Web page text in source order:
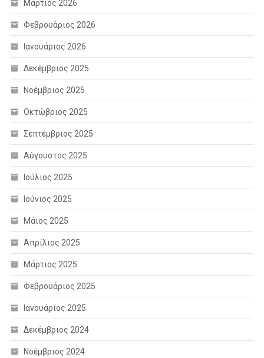
Μάρτιος 2026
Φεβρουάριος 2026
Ιανουάριος 2026
Δεκέμβριος 2025
Νοέμβριος 2025
Οκτώβριος 2025
Σεπτέμβριος 2025
Αύγουστος 2025
Ιούλιος 2025
Ιούνιος 2025
Μάιος 2025
Απρίλιος 2025
Μάρτιος 2025
Φεβρουάριος 2025
Ιανουάριος 2025
Δεκέμβριος 2024
Νοέμβριος 2024